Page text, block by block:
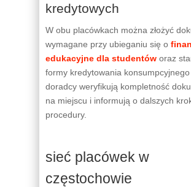
kredytowych
W obu placówkach można złożyć
wymagane przy ubieganiu się o
edukacyjne dla studentów oraz
formy kredytowania
doradcy weryfikują kompletność
na miejscu i informują o dalszych
procedury.
sieć placówek w
częstochowie